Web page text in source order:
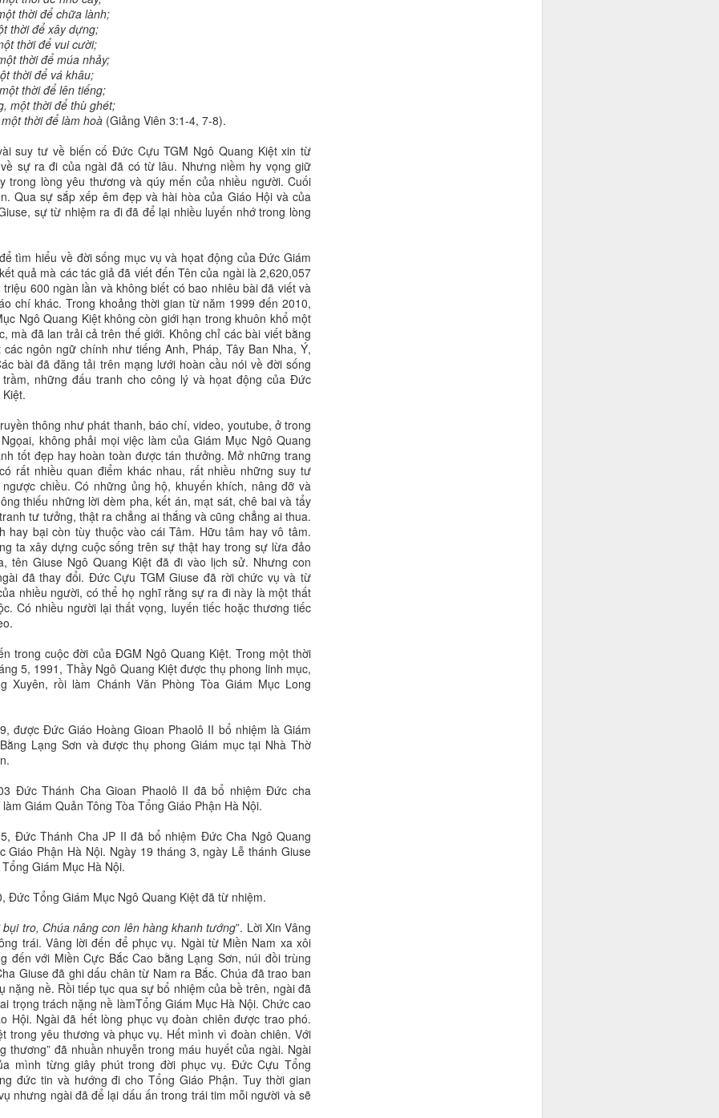
thời để chữa lành;
thời để xây dựng;
thời để vui cười;
thời để múa nhảy;
thời để vá khâu;
thời để lên tiếng;
một thời để thù ghét;
thời để làm hoà (Giảng Viên 3:1-4, 7-8).
suy tư về biến cố Đức Cựu TGM Ngô Quang Kiệt xin từ
sự ra đi của ngài đã có từ lâu. Nhưng niềm hy vọng giữ
trong lòng yêu thương và qúy mến của nhiều người. Cuối
Qua sự sắp xếp êm đẹp và hài hòa của Giáo Hội và của
sự từ nhiệm ra đi đã để lại nhiều luyến nhớ trong lòng
tìm hiểu về đời sống mục vụ và họat động của Đức Giám
quả mà các tác giả đã viết đến Tên của ngài là 2,620,057
600 ngàn lần và không biết có bao nhiêu bài đã viết và
chí khác. Trong khoảng thời gian từ năm 1999 đến 2010,
Ngô Quang Kiệt không còn giới hạn trong khuôn khổ một
mà đã lan trải cả trên thế giới. Không chỉ các bài viết bằng
ngôn ngữ chính như tiếng Anh, Pháp, Tây Ban Nha, Ý,
bài đã đăng tải trên mạng lưới hoàn cầu nói về đời sống
những đấu tranh cho công lý và họat động của Đức
thông như phát thanh, báo chí, video, youtube, ở trong
không phải mọi việc làm của Giám Mục Ngô Quang
tốt đẹp hay hoàn toàn được tán thưởng. Mở những trang
rất nhiều quan điểm khác nhau, rất nhiều những suy tư
chiều. Có những ủng hộ, khuyến khích, nâng đỡ và
thiếu những lời dèm pha, kết án, mạt sát, chê bai và tẩy
tư tưởng, thật ra chẳng ai thắng và cũng chẳng ai thua.
hay bại còn tùy thuộc vào cái Tâm. Hữu tâm hay vô tâm.
ta xây dựng cuộc sống trên sự thật hay trong sự lừa đảo
tên Giuse Ngô Quang Kiệt đã đi vào lịch sử. Nhưng con
đã thay đổi. Đức Cựu TGM Giuse đã rời chức vụ và từ
nhiều người, có thể họ nghĩ rằng sự ra đi này là một thất
Có nhiều người lại thất vọng, luyến tiếc hoặc thương tiếc
trong cuộc đời của ĐGM Ngô Quang Kiệt. Trong một thời
5, 1991, Thầy Ngô Quang Kiệt được thụ phong linh mục,
Xuyên, rồi làm Chánh Văn Phòng Tòa Giám Mục Long
được Đức Giáo Hoàng Gioan Phaolô II bổ nhiệm là Giám
Lạng Sơn và được thụ phong Giám mục tại Nhà Thờ
Đức Thánh Cha Gioan Phaolô II đã bổ nhiệm Đức cha
Giám Quản Tông Tòa Tổng Giáo Phận Hà Nội.
Đức Thánh Cha JP II đã bổ nhiệm Đức Cha Ngô Quang
Giáo Phận Hà Nội. Ngày 19 tháng 3, ngày Lễ thánh Giuse
Giám Mục Hà Nội.
Đức Tổng Giám Mục Ngô Quang Kiệt đã từ nhiệm.
bụi tro, Chúa nâng con lên hàng khanh tướng”. Lời Xin Vâng
trái. Vâng lời đến để phục vụ. Ngài từ Miền Nam xa xôi
đến với Miền Cực Bắc Cao bằng Lạng Sơn, núi đồi trùng
Giuse đã ghi dấu chân từ Nam ra Bắc. Chúa đã trao ban
nặng nề. Rồi tiếp tục qua sự bổ nhiệm của bề trên, ngài đã
trọng trách nặng nề làmTổng Giám Mục Hà Nội. Chức cao
Hội. Ngài đã hết lòng phục vụ đoàn chiên được trao phó.
trong yêu thương và phục vụ. Hết mình vì đoàn chiên. Với
thương” đã nhuần nhuyễn trong máu huyết của ngài. Ngài
mình từng giây phút trong đời phục vụ. Đức Cựu Tổng
đức tin và hướng đi cho Tổng Giáo Phận. Tuy thời gian
nhưng ngài đã để lại dấu ấn trong trái tim mỗi người và sẽ